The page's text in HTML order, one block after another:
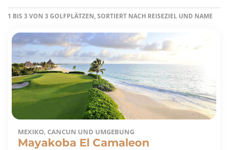
1 BIS 3 VON 3 GOLFPLÄTZEN, SORTIERT NACH REISEZIEL UND NAME
MEXIKO, CANCUN UND UMGEBUNG
Mayakoba El Camaleon